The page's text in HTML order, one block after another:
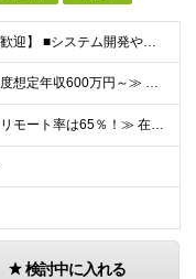
【年齢不問・ベテラン歓迎】 ■システム開発やインフラの実務経験をお持ちの方（言語・工程・年数不問） ■学歴不問 ≪こんな方はぜひご応募ください≫ □SE経験を積んだがリーダー・PLのポジションがない
≪前職給与保証｜初年度想定年収600万円～≫ 月給45万円以上＋決算賞与＋交通費 ※スキル・経験を考慮の上、優遇します ※上記月給には固定残業代月20時間分(5万1000円以上)を含みます。超過し
≪フルリモートＯＫ！リモート率は65％！≫ 在宅勤務または東京・神奈川・埼玉・千葉のお客様先での勤務 ■本社 東京都港区芝2-22-15 STKビル 1F (変更の範囲)上記を除く当社関連勤務地
検討中に入れる